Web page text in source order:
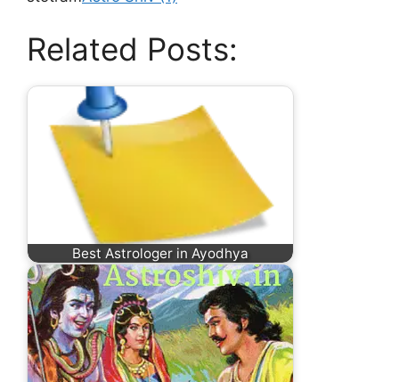
Related Posts:
Best Astrologer in Ayodhya